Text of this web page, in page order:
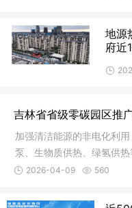
地源
府近
吉林省省级零碳园区推
加强清洁能源的非电化利
泵、生物质供热、绿氢供
洁低碳化改造。
2026-04-09 560